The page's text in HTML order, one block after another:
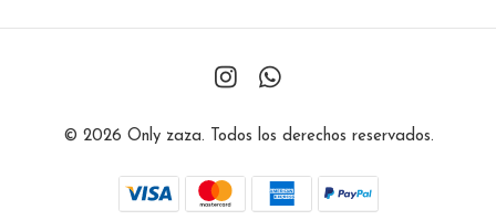
© 2026 Only zaza. Todos los derechos reservados.